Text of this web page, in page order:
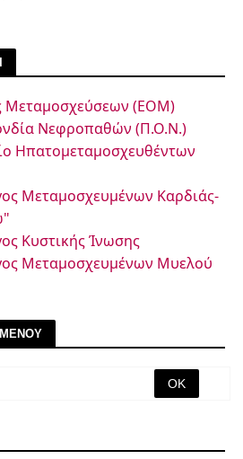
Μεταμοσχεύσεων (ΕΟΜ)
Νεφροπαθών (Π.Ο.Ν.)
Ηπατομεταμοσχευθέντων
Μεταμοσχευμένων Καρδιάς-
Κυστικής Ίνωσης
Μεταμοσχευμένων Μυελού